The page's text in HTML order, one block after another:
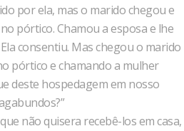
por ela, mas o marido chegou e
pórtico. Chamou a esposa e lhe
consentiu. Mas chegou o marido
pórtico e chamando a mulher
deste hospedagem em nosso
não quisera recebê-los em casa,